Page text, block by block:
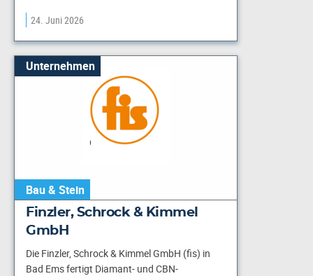
24. Juni 2026
Unternehmen
Bau & Stein
Finzler, Schrock & Kimmel
GmbH
Die Finzler, Schrock & Kimmel GmbH (fis) in
Bad Ems fertigt Diamant- und CBN-